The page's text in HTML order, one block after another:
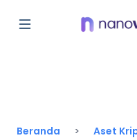
Beranda Aset